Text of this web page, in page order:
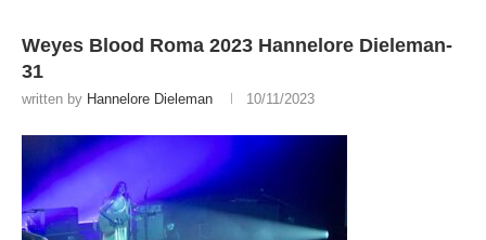
Weyes Blood Roma 2023 Hannelore Dieleman-
31
written by Hannelore Dieleman 10/11/2023